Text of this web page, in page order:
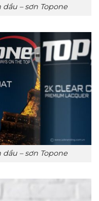
– sơn Topone
– sơn Topone